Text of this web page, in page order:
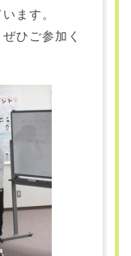
ます。
ひご参加く